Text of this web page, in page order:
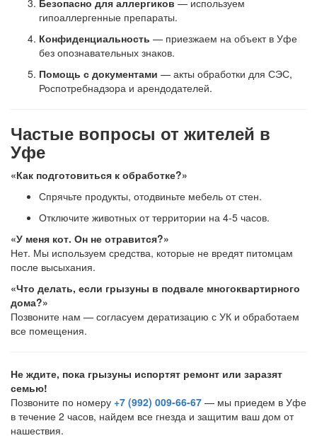
Безопасно для аллергиков — используем
гипоаллергенные препараты.
Конфиденциальность — приезжаем на объект в Уфе
без опознавательных знаков.
Помощь с документами — акты обработки для СЭС,
Роспотребнадзора и арендодателей.
Частые вопросы от жителей в
Уфе
«Как подготовиться к обработке?»
Спрячьте продукты, отодвиньте мебель от стен.
Отключите животных от территории на 4-5 часов.
«У меня кот. Он не отравится?»
Нет. Мы используем средства, которые не вредят питомцам
после высыхания.
«Что делать, если грызуны в подвале многоквартирного
дома?»
Позвоните нам — согласуем дератизацию с УК и обработаем
все помещения.
Не ждите, пока грызуны испортят ремонт или заразят
семью!
Позвоните по номеру +7 (992) 009-66-67 — мы приедем в Уфе
в течение 2 часов, найдем все гнезда и защитим ваш дом от
нашествия.